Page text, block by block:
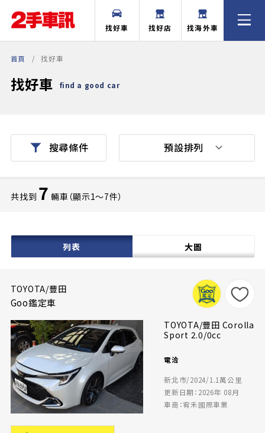
找好車 找好店 找海外車
首頁 找好車
找好車 find a good car
搜尋條件
共找到 7 輛車（顯示1〜7件）
列表 大圖
預設排列
TOYOTA/豐田
Goo鑑定車
TOYOTA/豐田 Corolla
Sport 2.0/0cc
電洽
新北市/2024/1.1萬公里
更新日期：2026年 08月
車商：宥禾國際車業